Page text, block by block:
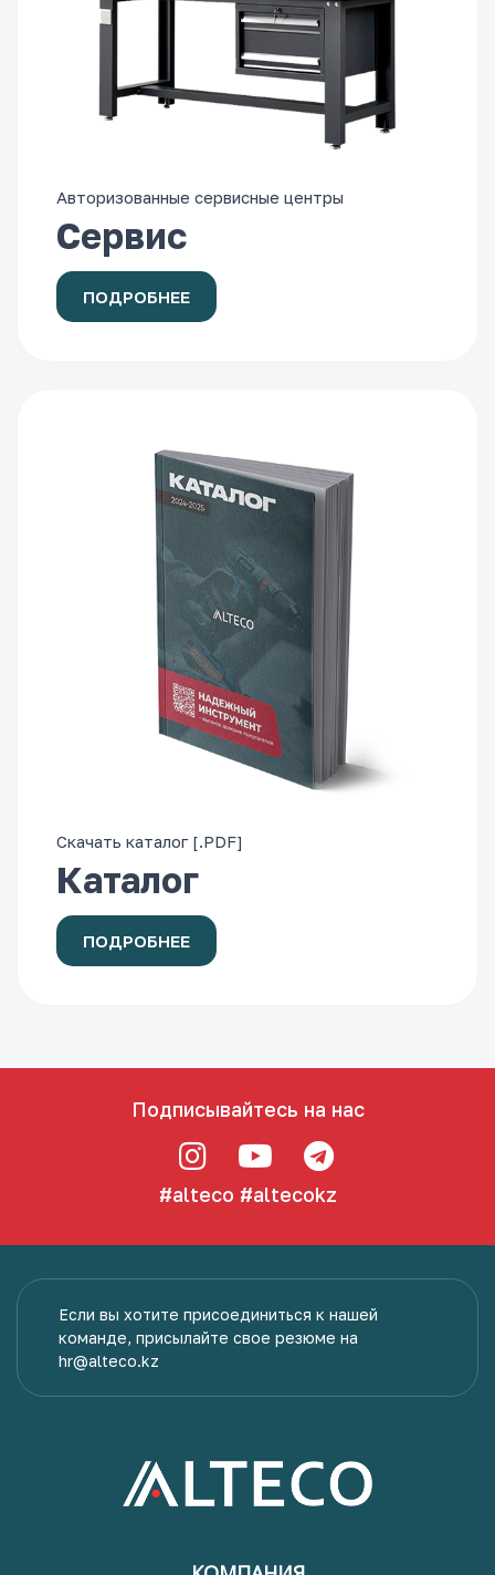
Авторизованные сервисные центры
Сервис
ПОДРОБНЕЕ
Скачать каталог [.PDF]
Каталог
ПОДРОБНЕЕ
Подписывайтесь на нас
#alteco #altecokz
Если вы хотите присоединиться к нашей
команде, присылайте свое резюме на
hr@alteco.kz